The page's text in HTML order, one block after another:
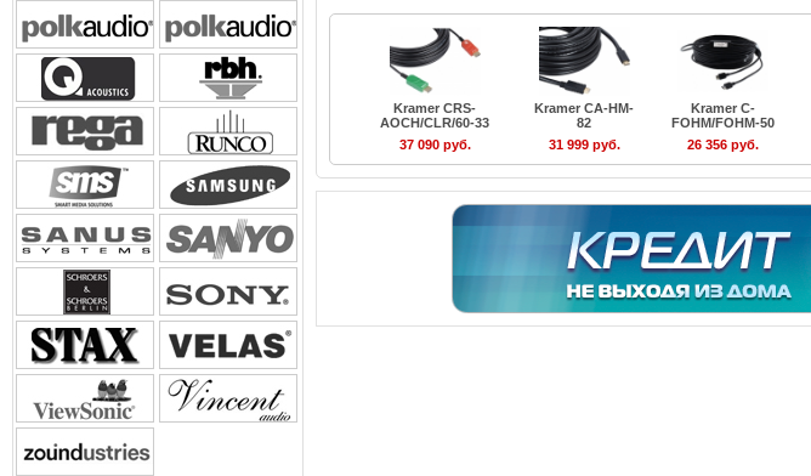
Kramer CRS-
AOCH/CLR/60-33
37 090 руб.
Kramer CA-HM-
82
31 999 руб.
Kramer C-
FOHM/FOHM-50
26 356 руб.